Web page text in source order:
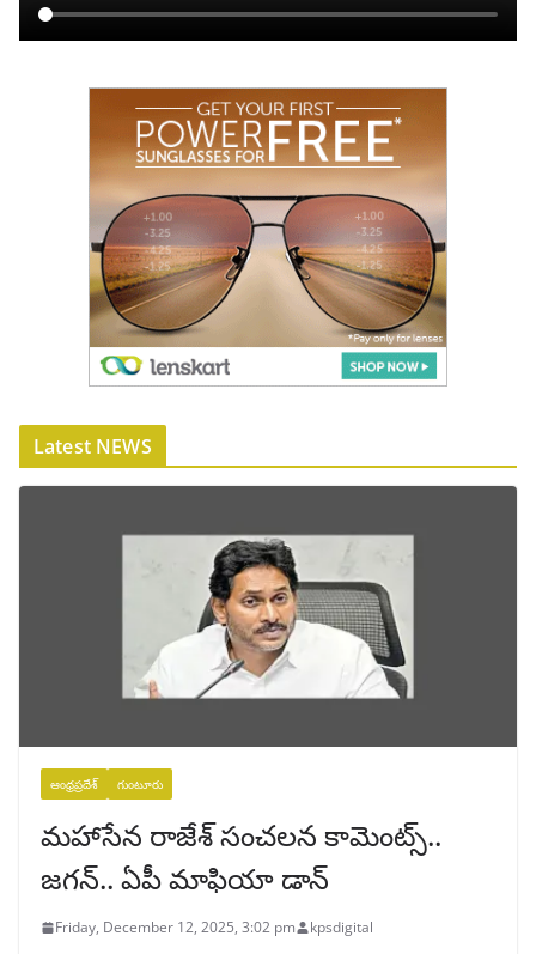
Latest NEWS
ఆంధ్రప్రదేశ్ గుంటూరు
మహాసేన రాజేశ్‌ సంచలన కామెంట్స్..
జగన్‌.. ఏపీ మాఫియా డాన్‌
Friday, December 12, 2025, 3:02 pm kpsdigital